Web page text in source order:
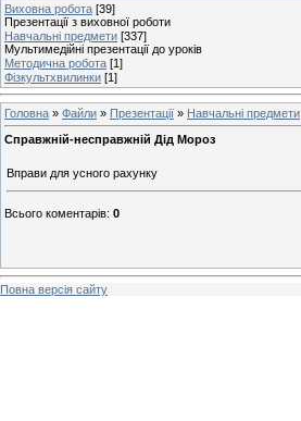
Виховна робота [39]
Презентації з виховної роботи
Навчальні предмети [337]
Мультимедійні презентації до уроків
Методична робота [1]
Фізкультхвилинки [1]
Головна » Файли » Презентації » Навчальні предмети
Справжній-несправжній Дід Мороз
Вправи для усного рахунку
Всього коментарів: 0
Повна версія сайту